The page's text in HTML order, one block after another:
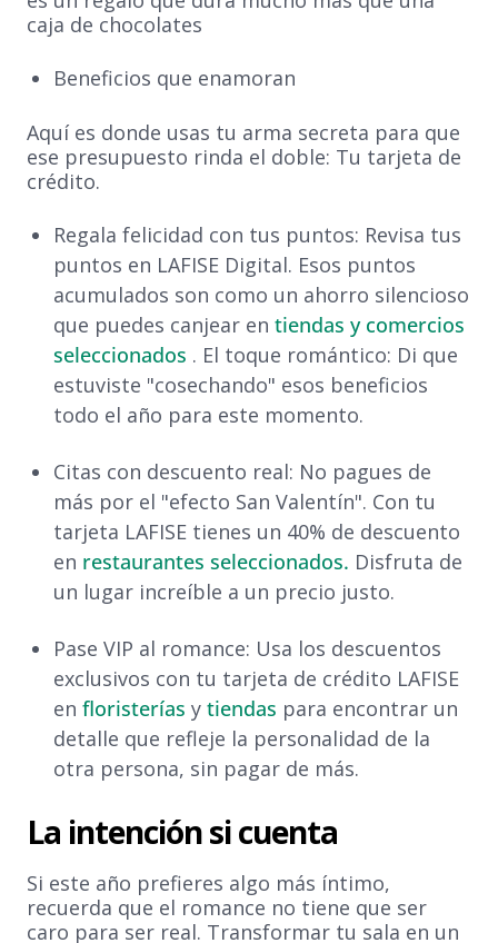
caja de chocolates
Beneficios que enamoran
Aquí es donde usas tu arma secreta para que
ese presupuesto rinda el doble: Tu tarjeta de
crédito.
Regala felicidad con tus puntos: Revisa tus
puntos en LAFISE Digital. Esos puntos
acumulados son como un ahorro silencioso
que puedes canjear en tiendas y comercios
seleccionados . El toque romántico: Di que
estuviste "cosechando" esos beneficios
todo el año para este momento.
Citas con descuento real: No pagues de
más por el "efecto San Valentín". Con tu
tarjeta LAFISE tienes un 40% de descuento
en restaurantes seleccionados. Disfruta de
un lugar increíble a un precio justo.
Pase VIP al romance: Usa los descuentos
exclusivos con tu tarjeta de crédito LAFISE
en floristerías y tiendas para encontrar un
detalle que refleje la personalidad de la
otra persona, sin pagar de más.
La intención si cuenta
Si este año prefieres algo más íntimo,
recuerda que el romance no tiene que ser
caro para ser real. Transformar tu sala en un